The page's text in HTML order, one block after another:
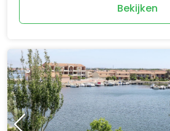
Bekijken